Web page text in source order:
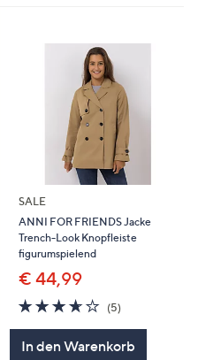
SALE
ANNI FOR FRIENDS Jacke
Trench-Look Knopfleiste
figurumspielend
€ 44,99
3.6
von
(5)5
In den Warenkorb